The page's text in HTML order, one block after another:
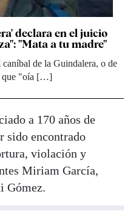
declara en el juicio
"Mata a tu madre"
de la Guindalera, o de
que "oía […]
a 170 años de
sido encontrado
violación y
Miriam García,
Gómez.